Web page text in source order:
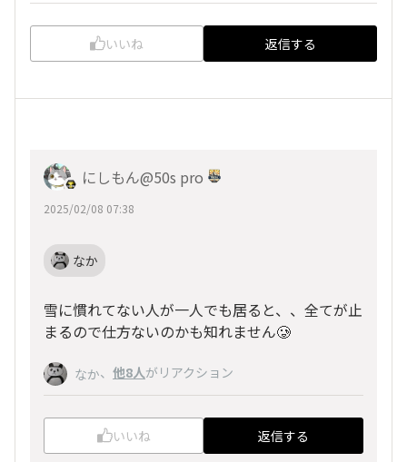
いいね 返信する
にしもん@50s pro
2025/02/08 07:38
なか
雪に慣れてない人が一人でも居ると、、全てが止
まるので仕方ないのかも知れません🥲
なか、 他8人がリアクション
いいね 返信する